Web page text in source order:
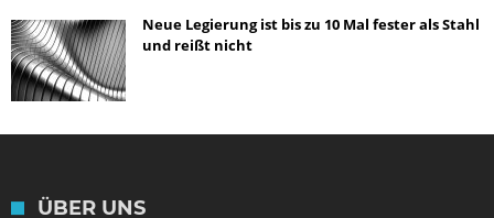
Neue Legierung ist bis zu 10 Mal fester als Stahl
und reißt nicht
ÜBER UNS